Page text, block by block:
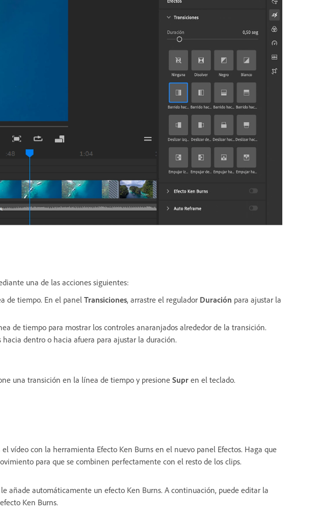
una de las acciones siguientes:
de tiempo. En el panelTransiciones, arrastre el regulador Duración para ajustar la
de tiempo para mostrar los controles anaranjados alrededor de la transición.
dentro o hacia afuera para ajustar la duración.
una transición en la línea de tiempo y presioneSupr en el teclado.
vídeo con la herramienta Efecto Ken Burns en el nuevo panel Efectos. Haga que
para que se combinen perfectamente con el resto de los clips.
añade automáticamente un efecto Ken Burns. A continuación, puede editar la
Ken Burns.